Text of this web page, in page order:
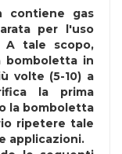
contiene gas
per l'uso
A tale scopo,
bomboletta in
volte (5-10) a
la prima
la bomboletta
ripetere tale
applicazioni.